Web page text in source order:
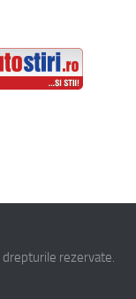
drepturile rezervate.